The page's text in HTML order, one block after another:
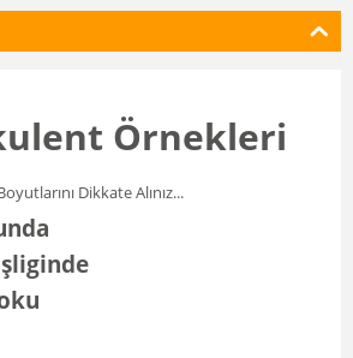
Örnekleri
Dikkate Alınız...